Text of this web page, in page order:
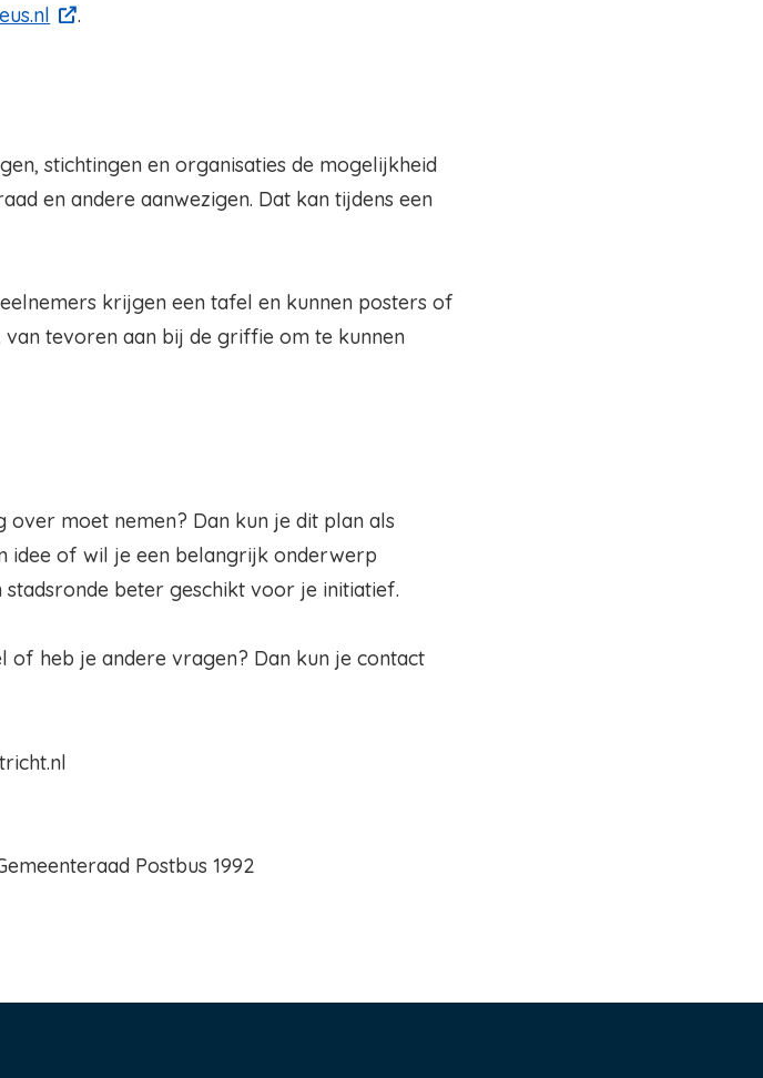
.
stichtingen en organisaties de mogelijkheid
en andere aanwezigen. Dat kan tijdens een
krijgen een tafel en kunnen posters of
tevoren aan bij de griffie om te kunnen
over moet nemen? Dan kun je dit plan als
idee of wil je een belangrijk onderwerp
beter geschikt voor je initiatief.
of heb je andere vragen? Dan kun je contact
Postbus 1992